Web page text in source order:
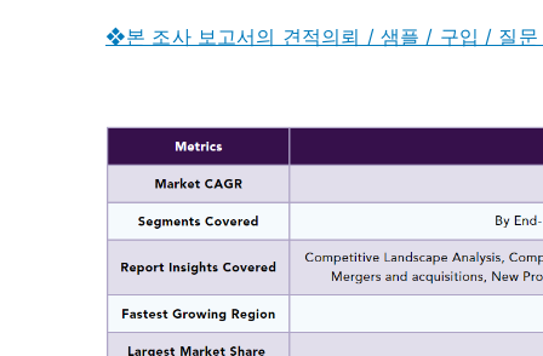
❖본 조사 보고서의 견적의뢰 / 샘플 / 구입 / 질